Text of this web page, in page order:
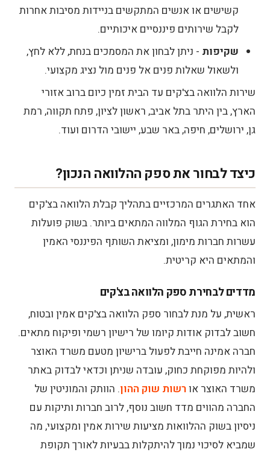
קשישים או אנשים המתקשים בניידות מסיבות אחרות
לקבל שירותים פיננסיים איכותיים.
שקיפות - ניתן לבחון את המסמכים בנחת, ללא לחץ,
ולשאול שאלות פנים אל פנים מול נציג מקצועי.
שירות הלוואה בצ'קים עד הבית זמין כיום ברוב אזורי
הארץ, בין היתר בתל אביב, ראשון לציון, פתח תקווה, רמת
גן, ירושלים, חיפה, באר שבע, יישובי הדרום ועוד.
כיצד לבחור את ספק ההלוואה הנכון?
אחד האתגרים המרכזיים בתהליך קבלת הלוואה בצ'קים
הוא בחירת הגוף המלווה המתאים ביותר. בשוק פועלות
עשרות חברות מימון, ומציאת השותף הפיננסי האמין
והמתאים היא קריטית.
מדדים לבחירת ספק הלוואה בצ'קים
ראשית, על מנת לבחור ספק הלוואה בצ'קים אמין ובטוח,
חשוב לבדוק אודות קיומו של רישיון רשמי ופיקוח מתאים.
חברה אמינה חייבת לפעול ברישיון מטעם משרד האוצר
ולהיות מפוקחת כחוק, עובדה שניתן וכדאי לבדוק באתר
משרד האוצר אורשות שוק ההון. הוותק והמוניטין של
החברה מהווים מדד חשוב נוסף, לרוב חברות ותיקות עם
ניסיון בשוק ההלוואות מציעות שירות אמין ומקצועי, מה
שמביא לסיכוי נמוך להיתקלות בבעיות לאורך תקופת